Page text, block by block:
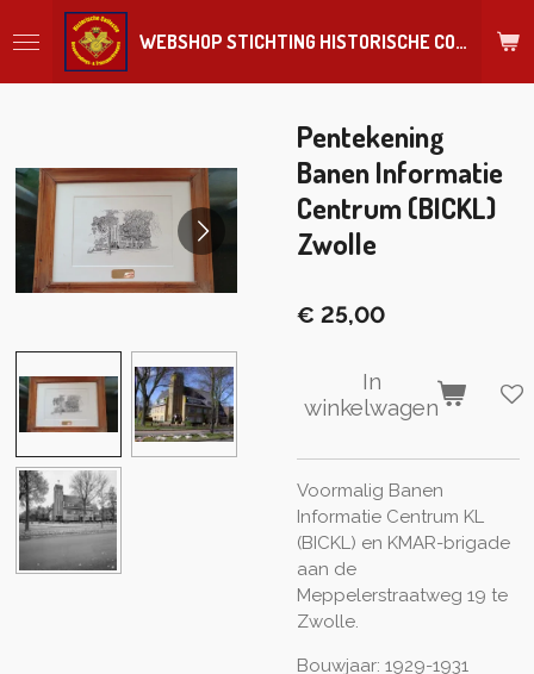
direct
WEBSHOP STICHTING HISTORISCHE COLLECTIE REGIMENT
Pentekening
Banen Informatie
Centrum (BICKL)
Zwolle
€ 25,00
In
winkelwagen
Voormalig Banen
Informatie Centrum KL
(BICKL) en KMAR-brigade
aan de
Meppelerstraatweg 19 te
Zwolle.
Bouwjaar: 1929-1931